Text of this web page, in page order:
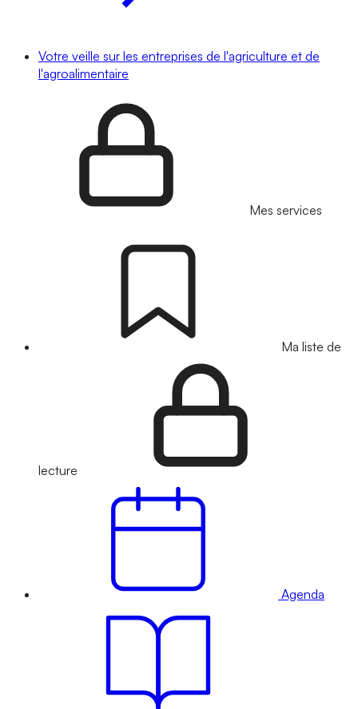
Votre veille sur les entreprises de l'agriculture et de
l'agroalimentaire
Mes services
Ma liste de
lecture
Agenda